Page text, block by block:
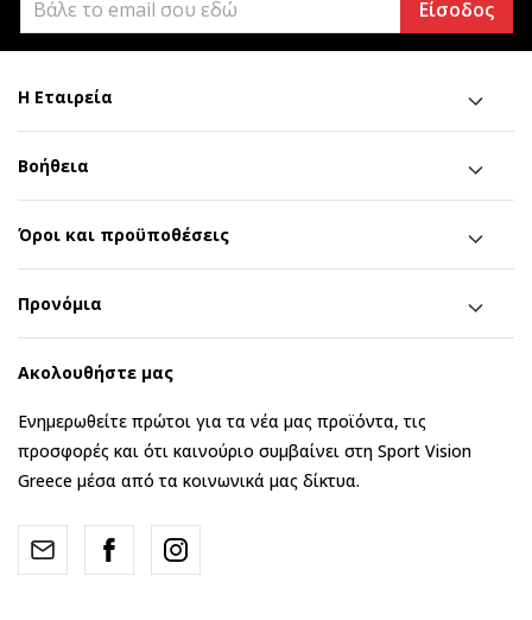
Είσοδος
Η Εταιρεία
Βοήθεια
Όροι και προϋποθέσεις
Προνόμια
Ακολουθήστε μας
Ενημερωθείτε πρώτοι για τα νέα μας προϊόντα, τις
προσφορές και ότι καινούριο συμβαίνει στη Sport Vision
Greece μέσα από τα κοινωνικά μας δίκτυα.